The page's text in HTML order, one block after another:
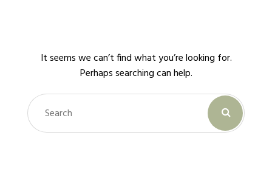
It seems we can’t find what you’re looking for.
Perhaps searching can help.